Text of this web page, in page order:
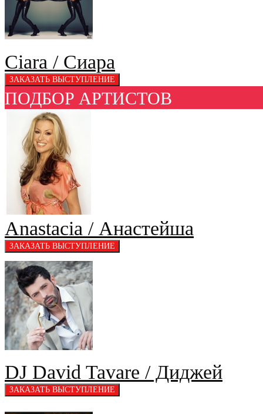
Ciara / Сиара
ПОДБОР АРТИСТОВ
Anastacia / Анастейша
DJ David Tavare / Диджей